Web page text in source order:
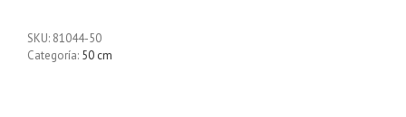
50
cm
SKU: 81044-50
Categoría: 50 cm